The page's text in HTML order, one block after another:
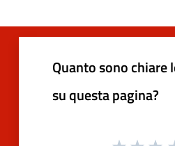
Quanto sono
su questa pagina?